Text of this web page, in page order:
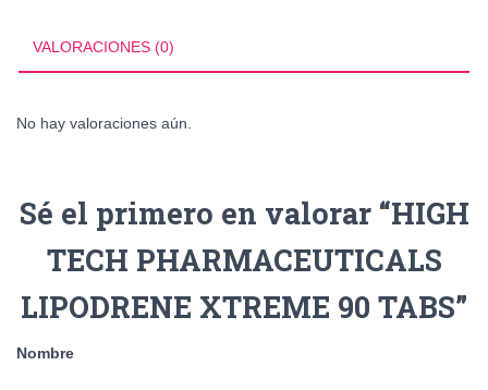
VALORACIONES (0)
No hay valoraciones aún.
Sé el primero en valorar “HIGH
TECH PHARMACEUTICALS
LIPODRENE XTREME 90 TABS”
Nombre